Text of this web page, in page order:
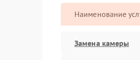
Наименование
Замена камеры